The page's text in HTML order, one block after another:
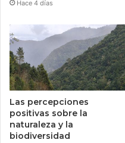
Hace 4 días
Las percepciones
positivas sobre la
naturaleza y la
biodiversidad